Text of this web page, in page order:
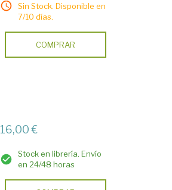
Sin Stock. Disponible en
7/10 días.
COMPRAR
16,00 €
Stock en librería. Envío
en 24/48 horas